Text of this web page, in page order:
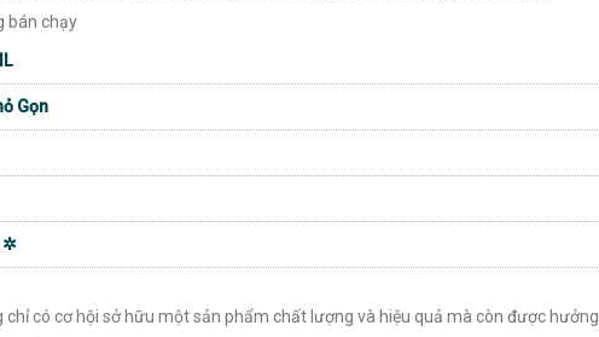
bán chạy
Gọn
✲
có cơ hội sở hữu một sản phẩm chất lượng và hiệu quả mà còn được hưởng